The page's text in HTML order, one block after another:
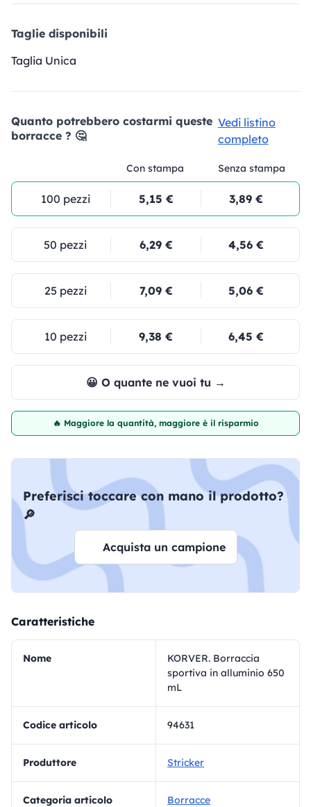
Taglie disponibili
Taglia Unica
Quanto potrebbero costarmi queste
borracce ? 🤔
Vedi listino
completo
Con stampa Senza stampa
100 pezzi 5,15 € 3,89 €
50 pezzi 6,29 € 4,56 €
25 pezzi 7,09 € 5,06 €
10 pezzi 9,38 € 6,45 €
😀 O quante ne vuoi tu →
🔥 Maggiore la quantità, maggiore è il risparmio
Preferisci toccare con mano il prodotto?
🔎
Acquista un campione
Caratteristiche
Nome
KORVER. Borraccia
sportiva in alluminio 650
mL
Codice articolo 94631
Produttore Stricker
Categoria articolo Borracce